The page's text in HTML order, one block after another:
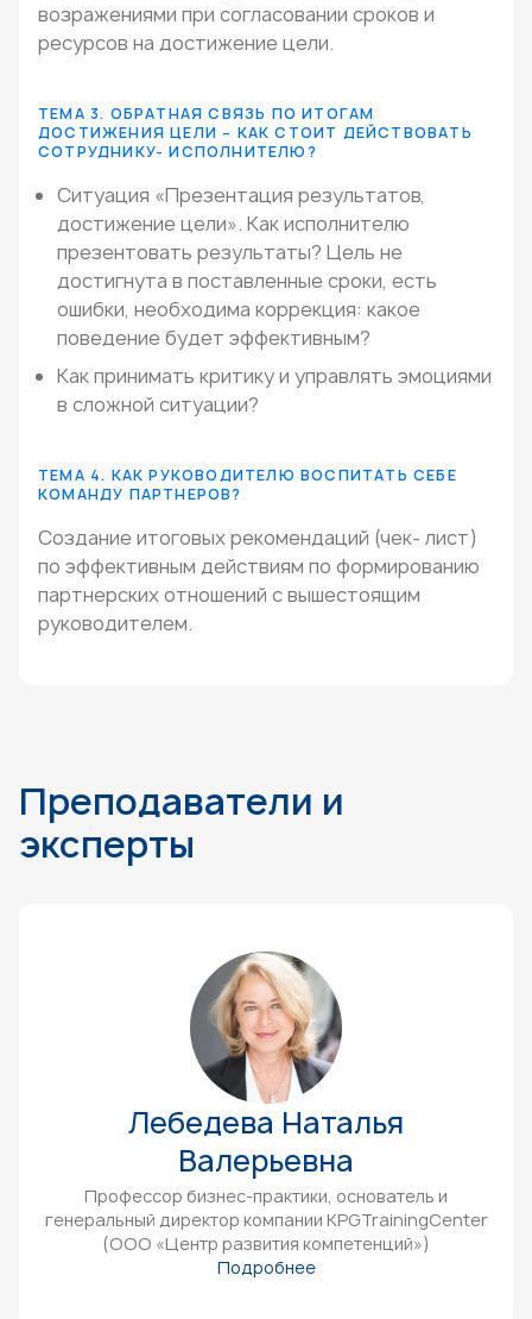
возражениями при согласовании сроков и
ресурсов на достижение цели.
ТЕМА 3. ОБРАТНАЯ СВЯЗЬ ПО ИТОГАМ
ДОСТИЖЕНИЯ ЦЕЛИ – КАК СТОИТ ДЕЙСТВОВАТЬ
СОТРУДНИКУ- ИСПОЛНИТЕЛЮ?
Ситуация «Презентация результатов,
достижение цели». Как исполнителю
презентовать результаты? Цель не
достигнута в поставленные сроки, есть
ошибки, необходима коррекция: какое
поведение будет эффективным?
Как принимать критику и управлять эмоциями
в сложной ситуации?
ТЕМА 4. КАК РУКОВОДИТЕЛЮ ВОСПИТАТЬ СЕБЕ
КОМАНДУ ПАРТНЕРОВ?
Создание итоговых рекомендаций (чек- лист)
по эффективным действиям по формированию
партнерских отношений с вышестоящим
руководителем.
Преподаватели и
эксперты
Лебедева Наталья
Валерьевна
Профессор бизнес-практики, основатель и
генеральный директор компании KPGTrainingCenter
(ООО «Центр развития компетенций»)
Подробнее